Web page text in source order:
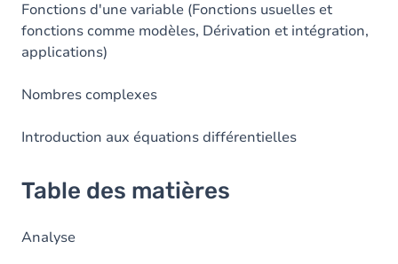
Fonctions d'une variable (Fonctions usuelles et
fonctions comme modèles, Dérivation et intégration,
applications)
Nombres complexes
Introduction aux équations différentielles
Table des matières
Analyse